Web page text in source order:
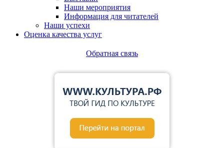
Наши мероприятия
Информация для читателей
Наши успехи
Оценка качества услуг
Обратная связь